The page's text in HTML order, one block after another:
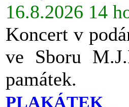
16.8.2026 14
Koncert v
ve Sboru
památek.
PLAKÁTEK